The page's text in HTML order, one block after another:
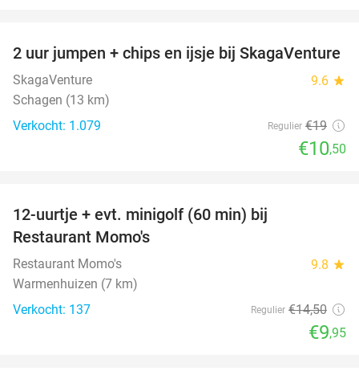
45%
2 uur jumpen + chips en ijsje bij SkagaVenture
SkagaVenture 9.6 star
Schagen (13 km)
Verkocht: 1.079
Regulier €19
€10,50
12-uurtje + evt. minigolf (60 min) bij
Restaurant Momo's
Restaurant Momo's 9.8 star
Warmenhuizen (7 km)
Verkocht: 137
Regulier €14,50
€9,95